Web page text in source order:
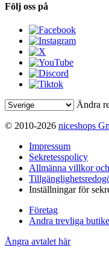
Följ oss på
Ändra
© 2010-2026 niceshops
Impressum
Sekretesspolicy
Allmänna villkor
Inställningar för
Företag
Andra trevliga
Ångra avtalet här